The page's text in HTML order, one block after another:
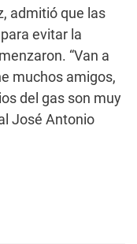
admitió que las
evitar la
“Van a
muchos amigos,
del gas son muy
José Antonio